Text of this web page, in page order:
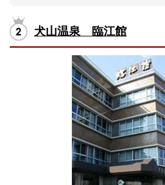
犬山温泉 臨江館